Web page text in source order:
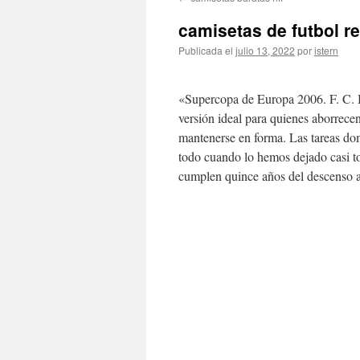
contenido
camisetas de futbol
Publicada el julio 13, 2022 poristern
«Supercopa de Europa 2006. F.
versión ideal para quienes
mantenerse en forma. Las tareas
todo cuando lo hemos dejado casi
cumplen quince años del